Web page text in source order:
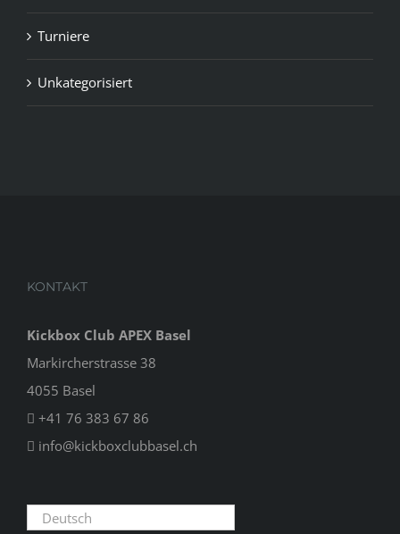
Turniere
Unkategorisiert
KONTAKT
Kickbox Club APEX Basel
Markircherstrasse 38
4055 Basel
+41 76 383 67 86
info@kickboxclubbasel.ch
Deutsch